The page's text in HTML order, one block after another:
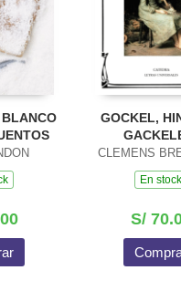
GOCKEL,
CLEMENS
En stock
S/